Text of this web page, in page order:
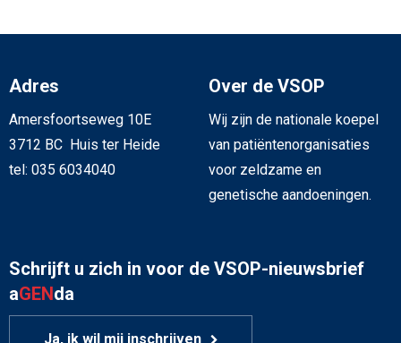
Adres
Amersfoortseweg 10E
3712 BC Huis ter Heide
tel: 035 6034040
Over de VSOP
Wij zijn de nationale koepel
van patiëntenorganisaties
voor zeldzame en
genetische aandoeningen.
Schrijft u zich in voor de VSOP-nieuwsbrief
aGENda
Ja, ik wil mij inschrijven